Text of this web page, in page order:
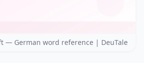
— German word reference | DeuTale